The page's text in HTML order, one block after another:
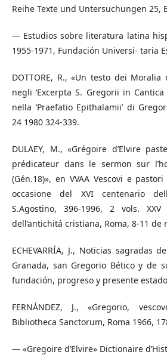
Reihe Texte und Untersuchungen 25,
— Estudios sobre literatura latina
1955-1971, Fundación Universi- taria
DOTTORE, R., «Un testo dei
negli ‘Excerpta S. Gregorii in
nella ‘Praefatio Epithalamii’ di
24 1980 324-339.
DULAEY, M., «Grégoire d’Elvire
prédicateur dans le sermon sur
(Gén.18)», en VVAA Vescovi e
occasione del XVI centenario
S.Agostino, 396-1996, 2 vols.
dell’antichitá cristiana, Roma, 8-11 de
ECHEVARRÍA, J., Noticias sagradas
Granada, san Gregorio Bético y de
fundación, progreso y presente
FERNÁNDEZ, J., «Gregorio,
Bibliotheca Sanctorum, Roma 1966,
— «Gregoire d’Elvire» Dictionaire